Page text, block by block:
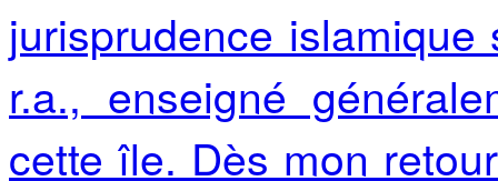
jurisprudence islamique
r.a., enseigné
cette île. Dès mon